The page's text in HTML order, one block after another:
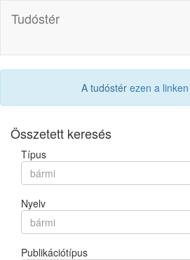
Tudóstér
A tudóstér ezen a linken
Összetett keresés
Típus
bármi
Nyelv
bármi
Publikációtípus